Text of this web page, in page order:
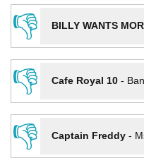
👎
BILLY WANTS
👎
Cafe Royal 10-
👎
Captain Freddy-